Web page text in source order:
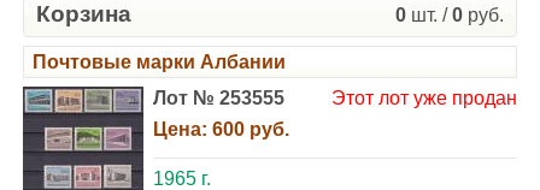
Корзина 0 шт. /0 руб.
Почтовые марки Албании
Лот № 253555
Цена: 600 руб.
Этот лот уже продан
1965 г.